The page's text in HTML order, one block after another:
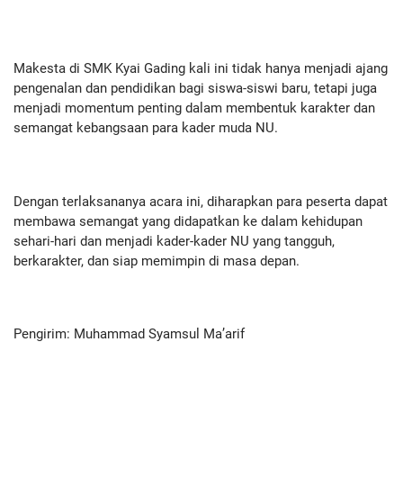
Makesta di SMK Kyai Gading kali ini tidak hanya menjadi ajang
pengenalan dan pendidikan bagi siswa-siswi baru, tetapi juga
menjadi momentum penting dalam membentuk karakter dan
semangat kebangsaan para kader muda NU.
Dengan terlaksananya acara ini, diharapkan para peserta dapat
membawa semangat yang didapatkan ke dalam kehidupan
sehari-hari dan menjadi kader-kader NU yang tangguh,
berkarakter, dan siap memimpin di masa depan.
Pengirim: Muhammad Syamsul Ma’arif